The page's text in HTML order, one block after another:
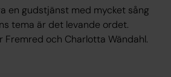
en gudstjänst med mycket sång
tema är det levande ordet.
Fremred och Charlotta Wändahl.